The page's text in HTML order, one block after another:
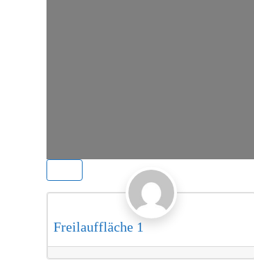
Eingezäunt
Freilauffläche 1